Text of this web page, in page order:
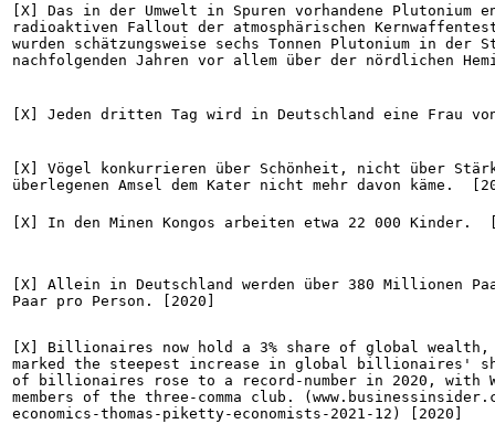
[X] Das in der Umwelt in Spuren vorhandene Plutonium
radioaktiven Fallout der atmosphärischen
wurden schätzungsweise sechs Tonnen Plutonium in
nachfolgenden Jahren vor allem über der nördlichen
[X] Jeden dritten Tag wird in Deutschland eine Frau
[X] Vögel konkurrieren über Schönheit, nicht über
überlegenen Amsel dem Kater nicht mehr davon käme.
[X] In den Minen Kongos arbeiten etwa 22 000 Kinder.
[X] Allein in Deutschland werden über 380 Millionen
Paar pro Person. [2020]
[X] Billionaires now hold a 3% share of global
marked the steepest increase in global billionaires'
of billionaires rose to a record-number in 2020, with
members of the three-comma club.
economics-thomas-piketty-economists-2021-12) [2020]